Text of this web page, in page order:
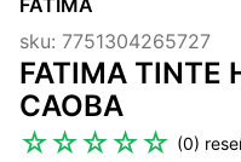
2.
citrato magnesio
3.
colageno
4.
lab nutrition
5 .
kefir
FATIMA
sku: 7751304265727
FATIMA TINTE
CAOBA
☆☆☆☆☆ (0)